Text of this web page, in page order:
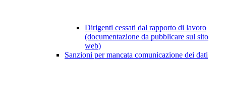
Dirigenti cessati dal rapporto di lavoro
(documentazione da pubblicare sul sito
web)
Sanzioni per mancata comunicazione dei dati